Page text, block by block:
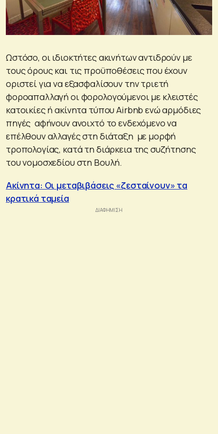
Ωστόσο, οι ιδιοκτήτες ακινήτων αντιδρούν με
τους όρους και τις προϋποθέσεις που έχουν
οριστεί για να εξασφαλίσουν την τριετή
φοροαπαλλαγή οι φορολογούμενοι με κλειστές
κατοικίες ή ακίνητα τύπου Airbnb ενώ αρμόδιες
πηγές αφήνουν ανοιχτό το ενδεχόμενο να
επέλθουν αλλαγές στη διάταξη με μορφή
τροπολογίας, κατά τη διάρκεια της συζήτησης
του νομοσχεδίου στη Βουλή.
Ακίνητα: Οι μεταβιβάσεις «ζεσταίνουν» τα
κρατικά ταμεία